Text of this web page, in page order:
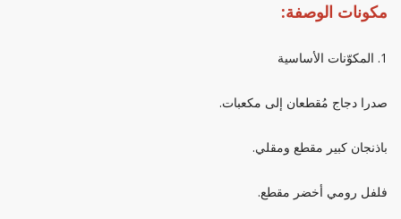
مكونات الوصفة:
1. المكوّنات الأساسية
صدرا دجاج مُقطعان إلى مكعبات.
باذنجان كبير مقطع ومقلي.
فلفل رومي أخضر مقطع.